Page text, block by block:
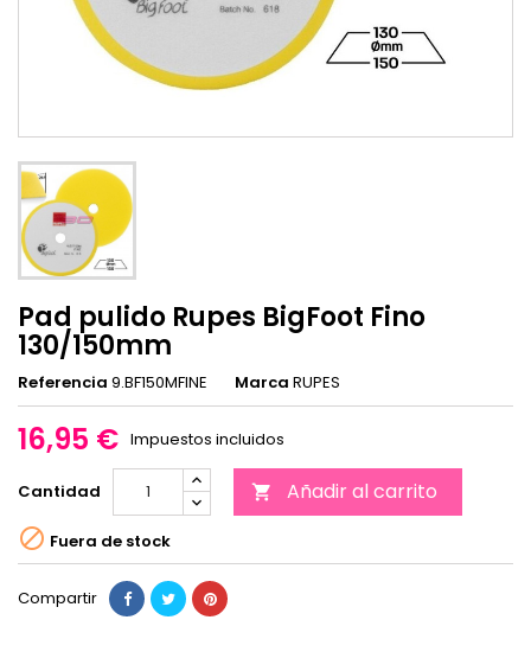
Pad pulido Rupes BigFoot Fino
130/150mm
Referencia 9.BF150MFINE Marca RUPES
16,95 € Impuestos incluidos
Cantidad  Añadir al carrito
 Fuera de stock
Compartir